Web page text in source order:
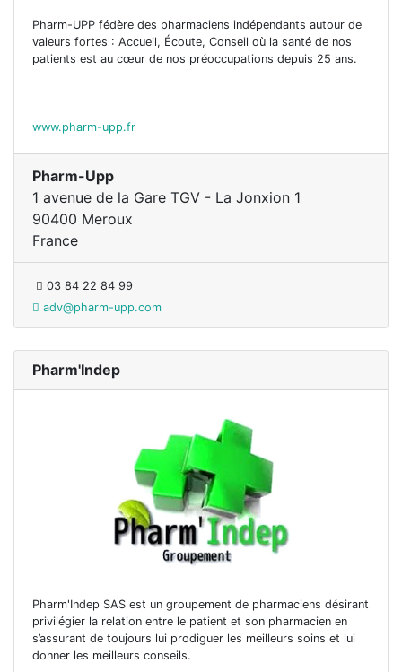
Pharm-UPP fédère des pharmaciens indépendants autour de
valeurs fortes : Accueil, Écoute, Conseil où la santé de nos
patients est au cœur de nos préoccupations depuis 25 ans.
www.pharm-upp.fr
Pharm-Upp
1 avenue de la Gare TGV - La Jonxion 1
90400 Meroux
France
03 84 22 84 99
adv@pharm-upp.com
Pharm'Indep
Pharm'Indep SAS est un groupement de pharmaciens désirant
privilégier la relation entre le patient et son pharmacien en
s’assurant de toujours lui prodiguer les meilleurs soins et lui
donner les meilleurs conseils.